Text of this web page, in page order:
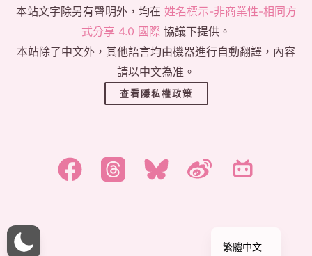
本站文字除另有聲明外，均在 姓名標示-非商業性-相同方
式分享 4.0 國際 協議下提供。
本站除了中文外，其他語言均由機器進行自動翻譯，內容
請以中文為准。
查看隱私權政策
繁體中文
日本語